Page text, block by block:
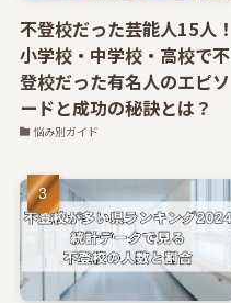
不登校だった芸能人15人！
小学校・中学校・高校で不
登校だった有名人のエピソ
ードと成功の秘訣とは？
悩み別ガイド